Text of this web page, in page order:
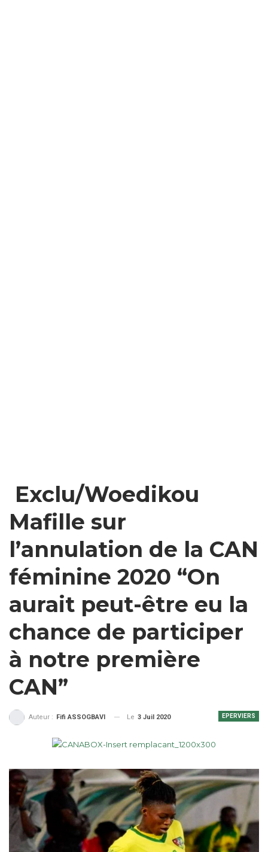
Exclu/Woedikou
Mafille sur
l’annulation de la CAN
féminine 2020 “On
aurait peut-être eu la
chance de participer
à notre première
CAN”
EPERVIERS
Auteur : Fifi ASSOGBAVI Le 3 Juil 2020